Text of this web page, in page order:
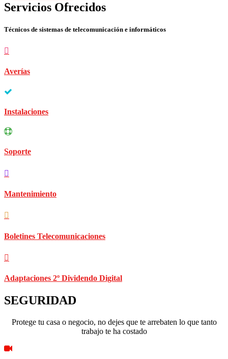
Servicios Ofrecidos
Técnicos de sistemas de telecomunicación e informáticos
Averías
Instalaciones
Soporte
Mantenimiento
Boletines Telecomunicaciones
Adaptaciones 2º Dividendo Digital
SEGURIDAD
Protege tu casa o negocio, no dejes que te arrebaten lo que tanto
trabajo te ha costado